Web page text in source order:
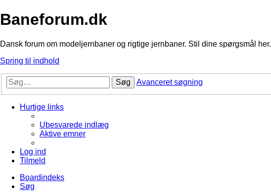
Baneforum.dk
Dansk forum om modeljernbaner og rigtige jernbaner. Stil dine spørgsmål her.
Spring til indhold
Søg Avanceret søgning
Hurtige links
Ubesvarede indlæg
Aktive emner
Log ind
Tilmeld
Boardindeks
Søg